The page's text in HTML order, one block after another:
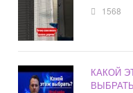
1568
КАКОЙ